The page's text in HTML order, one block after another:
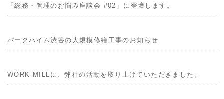
「総務・管理のお悩み座談会 #02」に登壇します。
パークハイム渋谷の大規模修繕工事のお知らせ
WORK MILLに、弊社の活動を取り上げていただきました。